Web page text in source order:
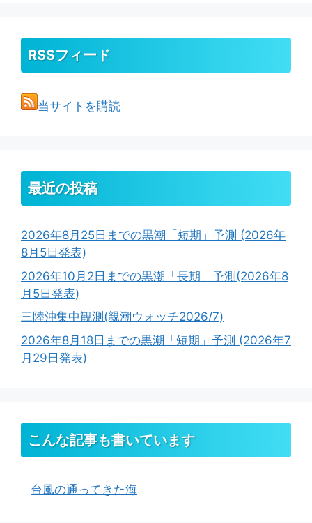
RSSフィード
当サイトを購読
最近の投稿
2026年8月25日までの黒潮「短期」予測 (2026年
8月5日発表)
2026年10月2日までの黒潮「長期」予測(2026年8
月5日発表)
三陸沖集中観測(親潮ウォッチ2026/7)
2026年8月18日までの黒潮「短期」予測 (2026年7
月29日発表)
こんな記事も書いています
台風の通ってきた海